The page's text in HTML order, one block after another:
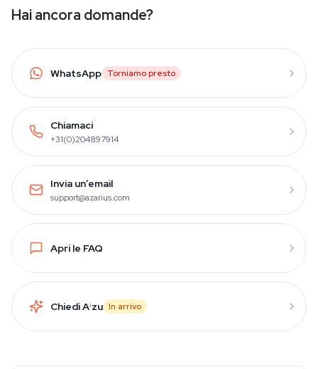
Hai ancora domande?
WhatsApp Torniamo presto
Chiamaci
+31(0)204897914
Invia un’email
support@azarius.com
Apri le FAQ
Chiedi Aizu In arrivo